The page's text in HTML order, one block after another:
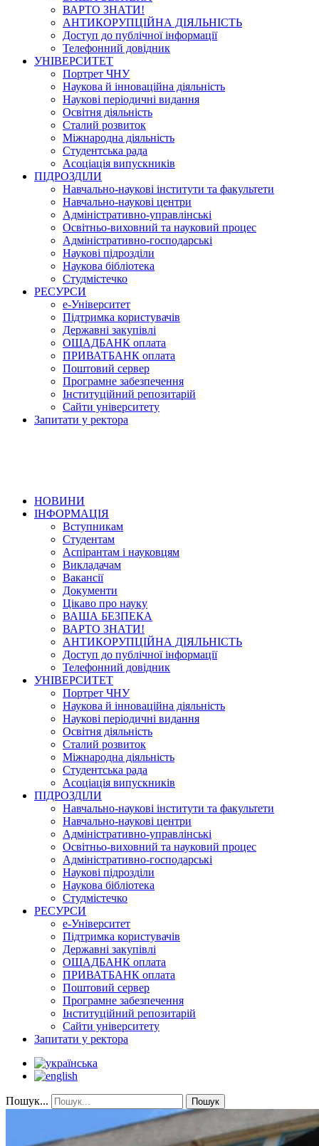
ВАРТО ЗНАТИ!
АНТИКОРУПЦІЙНА ДІЯЛЬНІСТЬ
Доступ до публічної інформації
Телефонний довідник
УНІВЕРСИТЕТ
Портрет ЧНУ
Наукова й інноваційна діяльність
Наукові періодичні видання
Освітня діяльність
Сталий розвиток
Міжнародна діяльність
Студентська рада
Асоціація випускників
ПІДРОЗДІЛИ
Навчально-наукові інститути та факультети
Навчально-наукові центри
Адміністративно-управлінські
Освітньо-виховний та науковий процес
Адміністративно-господарські
Наукові підрозділи
Наукова бібліотека
Студмістечко
РЕСУРСИ
е-Університет
Підтримка користувачів
Державні закупівлі
ОЩАДБАНК оплата
ПРИВАТБАНК оплата
Поштовий сервер
Програмне забезпечення
Інституційний репозитарій
Сайти університету
Запитати у ректора
НОВИНИ
ІНФОРМАЦІЯ
Вступникам
Студентам
Аспірантам і науковцям
Викладачам
Вакансії
Документи
Цікаво про науку
ВАША БЕЗПЕКА
ВАРТО ЗНАТИ!
АНТИКОРУПЦІЙНА ДІЯЛЬНІСТЬ
Доступ до публічної інформації
Телефонний довідник
УНІВЕРСИТЕТ
Портрет ЧНУ
Наукова й інноваційна діяльність
Наукові періодичні видання
Освітня діяльність
Сталий розвиток
Міжнародна діяльність
Студентська рада
Асоціація випускників
ПІДРОЗДІЛИ
Навчально-наукові інститути та факультети
Навчально-наукові центри
Адміністративно-управлінські
Освітньо-виховний та науковий процес
Адміністративно-господарські
Наукові підрозділи
Наукова бібліотека
Студмістечко
РЕСУРСИ
е-Університет
Підтримка користувачів
Державні закупівлі
ОЩАДБАНК оплата
ПРИВАТБАНК оплата
Поштовий сервер
Програмне забезпечення
Інституційний репозитарій
Сайти університету
Запитати у ректора
Пошук... Пошук